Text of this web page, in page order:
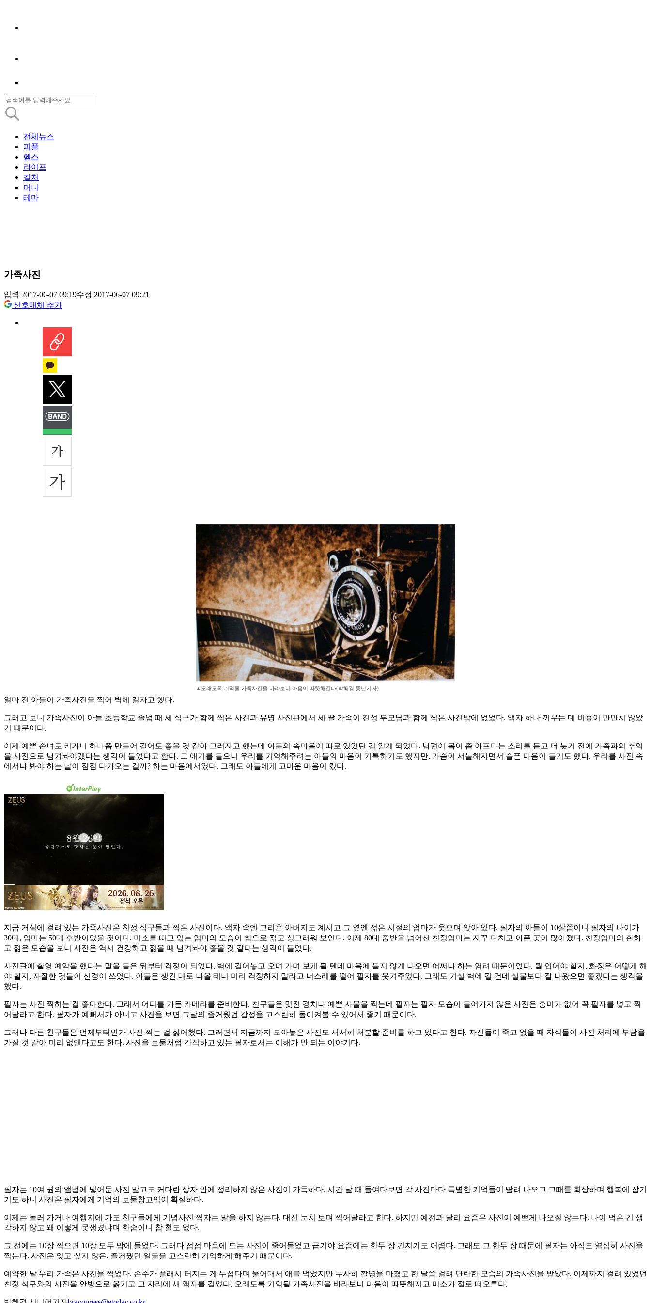
전체뉴스
피플
헬스
라이프
컬처
머니
테마
가족사진
입력 2017-06-07 09:19수정 2017-06-07 09:21
선호매체 추가
▲오래도록 기억될 가족사진을 바라보니 마음이 따뜻해진다(박혜경 동년기자).
얼마 전 아들이 가족사진을 찍어 벽에 걸자고 했다.
그러고 보니 가족사진이 아들 초등학교 졸업 때 세 식구가 함께 찍은 사진과 유명 사진관에서 세 딸 가족이 친정 부모님과 함께 찍은 사진밖에 없었다. 액자 하나 끼우는 데 비용이 만만치 않았
기 때문이다.
이제 예쁜 손녀도 커가니 하나쯤 만들어 걸어도 좋을 것 같아 그러자고 했는데 아들의 속마음이 따로 있었던 걸 알게 되었다. 남편이 몸이 좀 아프다는 소리를 듣고 더 늦기 전에 가족과의 추억
을 사진으로 남겨놔야겠다는 생각이 들었다고 한다. 그 얘기를 들으니 우리를 기억해주려는 아들의 마음이 기특하기도 했지만, 가슴이 서늘해지면서 슬픈 마음이 들기도 했다. 우리를 사진 속
에서나 봐야 하는 날이 점점 다가오는 걸까? 하는 마음에서였다. 그래도 아들에게 고마운 마음이 컸다.
지금 거실에 걸려 있는 가족사진은 친정 식구들과 찍은 사진이다. 액자 속엔 그리운 아버지도 계시고 그 옆엔 젊은 시절의 엄마가 웃으며 앉아 있다. 필자의 아들이 10살쯤이니 필자의 나이가
30대, 엄마는 50대 후반이었을 것이다. 미소를 띠고 있는 엄마의 모습이 참으로 젊고 싱그러워 보인다. 이제 80대 중반을 넘어선 친정엄마는 자꾸 다치고 아픈 곳이 많아졌다. 친정엄마의 환하
고 젊은 모습을 보니 사진은 역시 건강하고 젊을 때 남겨놔야 좋을 것 같다는 생각이 들었다.
사진관에 촬영 예약을 했다는 말을 들은 뒤부터 걱정이 되었다. 벽에 걸어놓고 오며 가며 보게 될 텐데 마음에 들지 않게 나오면 어쩌나 하는 염려 때문이었다. 뭘 입어야 할지, 화장은 어떻게 해
야 할지, 자잘한 것들이 신경이 쓰였다. 아들은 생긴 대로 나올 테니 미리 걱정하지 말라고 너스레를 떨어 필자를 웃겨주었다. 그래도 거실 벽에 걸 건데 실물보다 잘 나왔으면 좋겠다는 생각을
했다.
필자는 사진 찍히는 걸 좋아한다. 그래서 어디를 가든 카메라를 준비한다. 친구들은 멋진 경치나 예쁜 사물을 찍는데 필자는 필자 모습이 들어가지 않은 사진은 흥미가 없어 꼭 필자를 넣고 찍
어달라고 한다. 필자가 예뻐서가 아니고 사진을 보면 그날의 즐거웠던 감정을 고스란히 돌이켜볼 수 있어서 좋기 때문이다.
그러나 다른 친구들은 언제부터인가 사진 찍는 걸 싫어했다. 그러면서 지금까지 모아놓은 사진도 서서히 처분할 준비를 하고 있다고 한다. 자신들이 죽고 없을 때 자식들이 사진 처리에 부담을
가질 것 같아 미리 없앤다고도 한다. 사진을 보물처럼 간직하고 있는 필자로서는 이해가 안 되는 이야기다.
필자는 10여 권의 앨범에 넣어둔 사진 말고도 커다란 상자 안에 정리하지 않은 사진이 가득하다. 시간 날 때 들여다보면 각 사진마다 특별한 기억들이 딸려 나오고 그때를 회상하며 행복에 잠기
기도 하니 사진은 필자에게 기억의 보물창고임이 확실하다.
이제는 놀러 가거나 여행지에 가도 친구들에게 기념사진 찍자는 말을 하지 않는다. 대신 눈치 보며 찍어달라고 한다. 하지만 예전과 달리 요즘은 사진이 예쁘게 나오질 않는다. 나이 먹은 건 생
각하지 않고 왜 이렇게 못생겼냐며 한숨이니 참 철도 없다.
그 전에는 10장 찍으면 10장 모두 맘에 들었다. 그러다 점점 마음에 드는 사진이 줄어들었고 급기야 요즘에는 한두 장 건지기도 어렵다. 그래도 그 한두 장 때문에 필자는 아직도 열심히 사진을
찍는다. 사진은 잊고 싶지 않은, 즐거웠던 일들을 고스란히 기억하게 해주기 때문이다.
예약한 날 우리 가족은 사진을 찍었다. 손주가 플래시 터지는 게 무섭다며 울어대서 애를 먹었지만 무사히 촬영을 마쳤고 한 달쯤 걸려 단란한 모습의 가족사진을 받았다. 이제까지 걸려 있었던
친정 식구와의 사진을 안방으로 옮기고 그 자리에 새 액자를 걸었다. 오래도록 기억될 가족사진을 바라보니 마음이 따뜻해지고 미소가 절로 떠오른다.